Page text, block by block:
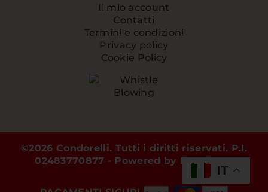
IT
Il mio account
Contatti
Termini e condizioni
Privacy policy
Cookie Policy
©2026 Condorelli. Tutti i diritti riservati. P.I.
02483770877 - Powered by Reattiva >